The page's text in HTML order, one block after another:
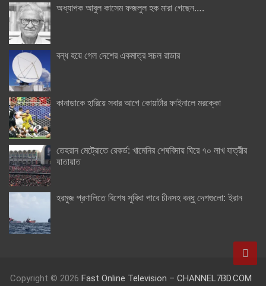
অধ্যাপক আবুল কাসেম ফজলুল হক মারা গেছেন….
বন্ধ হয়ে গেল দেশের একমাত্র সচল রাডার
কানাডাকে হারিয়ে সবার আগে কোয়ার্টার ফাইনালে মরক্কো
তেহরান মেট্রোতে রেকর্ড: খামেনির শেষবিদায় ঘিরে ৭০ লাখ যাত্রীর
যাতায়াত
হরমুজ প্রণালিতে বিশেষ সুবিধা পাবে চীনসহ বন্ধু দেশগুলো: ইরান
Copyright © 2026 Fast Online Television – CHANNEL7BD.COM